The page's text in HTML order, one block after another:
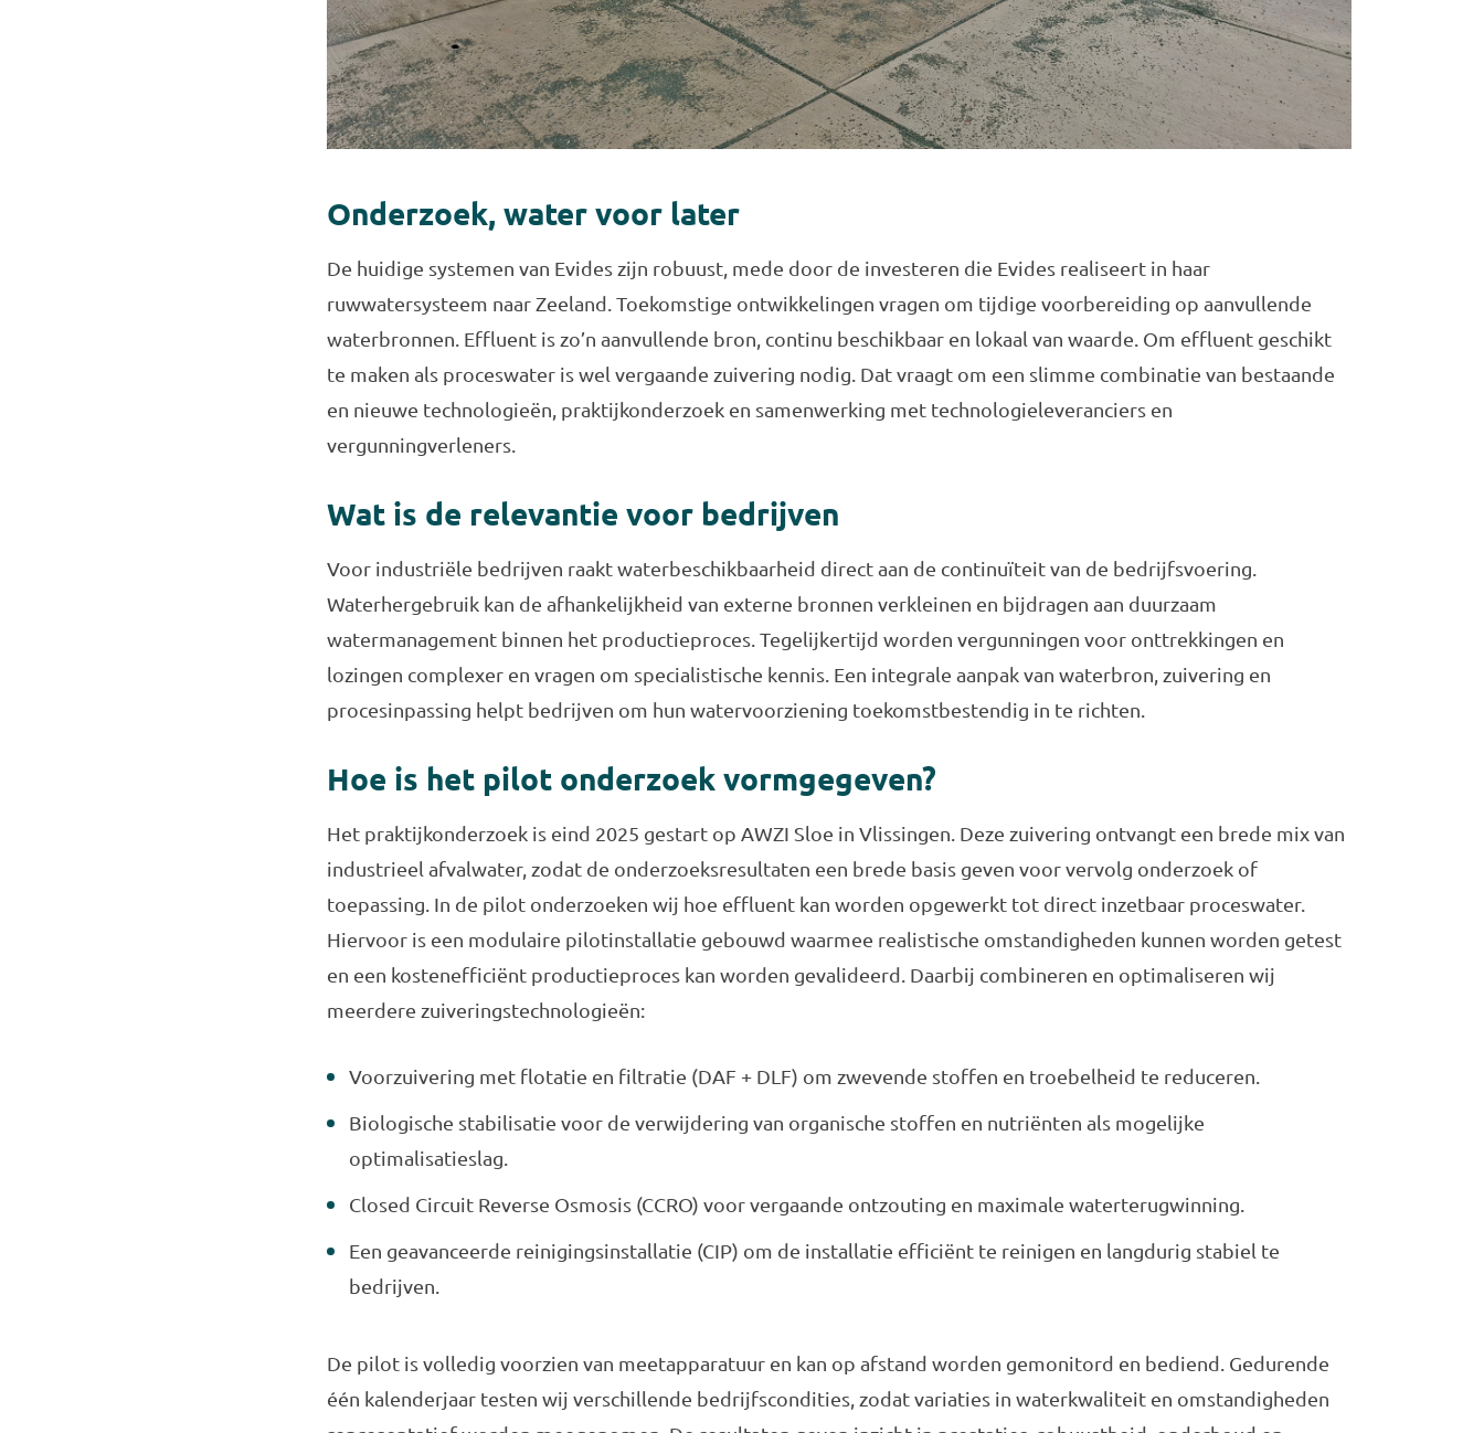
Onderzoek, water voor later
De huidige systemen van Evides zijn robuust, mede door de investeren die Evides realiseert in haar
ruwwatersysteem naar Zeeland. Toekomstige ontwikkelingen vragen om tijdige voorbereiding op aanvullende
waterbronnen. Effluent is zo’n aanvullende bron, continu beschikbaar en lokaal van waarde. Om effluent geschikt
te maken als proceswater is wel vergaande zuivering nodig. Dat vraagt om een slimme combinatie van bestaande
en nieuwe technologieën, praktijkonderzoek en samenwerking met technologieleveranciers en
vergunningverleners.
Wat is de relevantie voor bedrijven
Voor industriële bedrijven raakt waterbeschikbaarheid direct aan de continuïteit van de bedrijfsvoering.
Waterhergebruik kan de afhankelijkheid van externe bronnen verkleinen en bijdragen aan duurzaam
watermanagement binnen het productieproces. Tegelijkertijd worden vergunningen voor onttrekkingen en
lozingen complexer en vragen om specialistische kennis. Een integrale aanpak van waterbron, zuivering en
procesinpassing helpt bedrijven om hun watervoorziening toekomstbestendig in te richten.
Hoe is het pilot onderzoek vormgegeven?
Het praktijkonderzoek is eind 2025 gestart op AWZI Sloe in Vlissingen. Deze zuivering ontvangt een brede mix van
industrieel afvalwater, zodat de onderzoeksresultaten een brede basis geven voor vervolg onderzoek of
toepassing. In de pilot onderzoeken wij hoe effluent kan worden opgewerkt tot direct inzetbaar proceswater.
Hiervoor is een modulaire pilotinstallatie gebouwd waarmee realistische omstandigheden kunnen worden getest
en een kostenefficiënt productieproces kan worden gevalideerd. Daarbij combineren en optimaliseren wij
meerdere zuiveringstechnologieën:
Voorzuivering met flotatie en filtratie (DAF + DLF) om zwevende stoffen en troebelheid te reduceren.
Biologische stabilisatie voor de verwijdering van organische stoffen en nutriënten als mogelijke
optimalisatieslag.
Closed Circuit Reverse Osmosis (CCRO) voor vergaande ontzouting en maximale waterterugwinning.
Een geavanceerde reinigingsinstallatie (CIP) om de installatie efficiënt te reinigen en langdurig stabiel te
bedrijven.
De pilot is volledig voorzien van meetapparatuur en kan op afstand worden gemonitord en bediend. Gedurende
één kalenderjaar testen wij verschillende bedrijfscondities, zodat variaties in waterkwaliteit en omstandigheden